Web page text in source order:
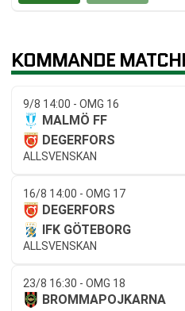
KOMMANDE
9/8 14:00 - OMG 16
MALMÖ FF
DEGERFORS
ALLSVENSKAN
16/8 14:00 - OMG 17
DEGERFORS
IFK GÖTEBORG
ALLSVENSKAN
23/8 16:30 - OMG 18
BROMMAPOJKARNA